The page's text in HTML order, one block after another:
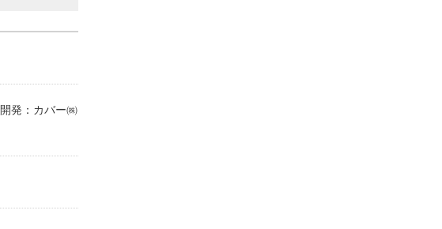
発：カバー㈱